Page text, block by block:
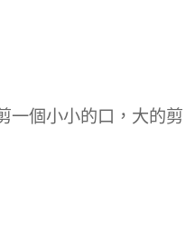
一個小小的口，大的剪